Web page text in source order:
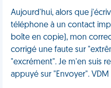
Aujourd'hui, alors que
téléphone à un contact
boîte en copie), mon
corrigé une faute sur
"excrément". Je m'en suis
appuyé sur "Envoyer". VDM